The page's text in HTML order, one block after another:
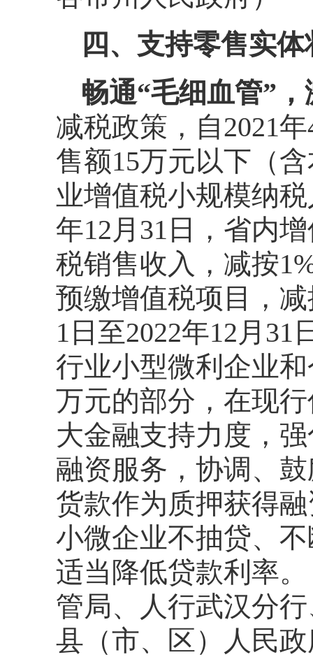
四、支持零售实体
畅通“毛细血管”
减税政策，自2021
售额15万元以下（
业增值税小规模纳
年12月31日，省内
税销售收入，减按
预缴增值税项目，
1日至2022年12月
行业小型微利企业
万元的部分，在现
大金融支持力度，
融资服务，协调、
货款作为质押获得
小微企业不抽贷、
适当降低贷款利率
管局、人行武汉分
县（市、区）人民